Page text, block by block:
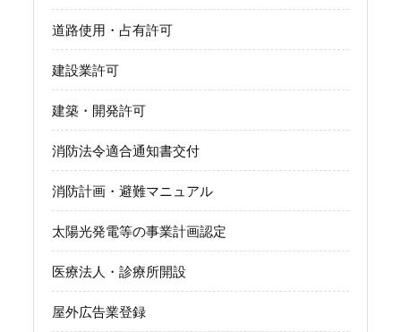
道路使用・占有許可
建設業許可
建築・開発許可
消防法令適合通知書交付
消防計画・避難マニュアル
太陽光発電等の事業計画認定
医療法人・診療所開設
屋外広告業登録